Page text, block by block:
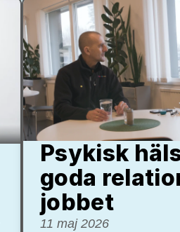
Psykisk
goda
jobbet
11 maj 2026